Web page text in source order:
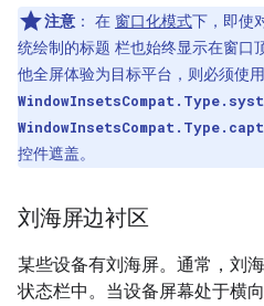
注意 ： 在 窗口化模式下，即使
统绘制的标题 栏也始终显示在窗口
他全屏体验为目标平台，则必须使用
控件遮盖。
刘海屏边衬区
某些设备有刘海屏。通常，刘
状态栏中。当设备屏幕处于横